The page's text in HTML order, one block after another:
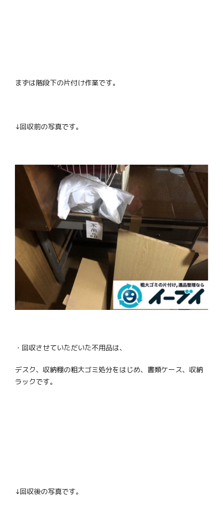
まずは階段下の片付け作業です。
↓回収前の写真です。
・回収させていただいた不用品は、
デスク、収納棚の粗大ゴミ処分をはじめ、書類ケース、収納
ラックです。
↓回収後の写真です。